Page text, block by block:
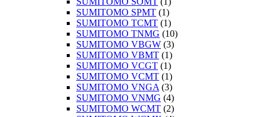
SUMITOMO SPMT (1)
SUMITOMO TCMT (1)
SUMITOMO TNMG (10)
SUMITOMO VBGW (3)
SUMITOMO VBMT (1)
SUMITOMO VCGT (1)
SUMITOMO VCMT (1)
SUMITOMO VNGA (3)
SUMITOMO VNMG (4)
SUMITOMO WCMT (2)